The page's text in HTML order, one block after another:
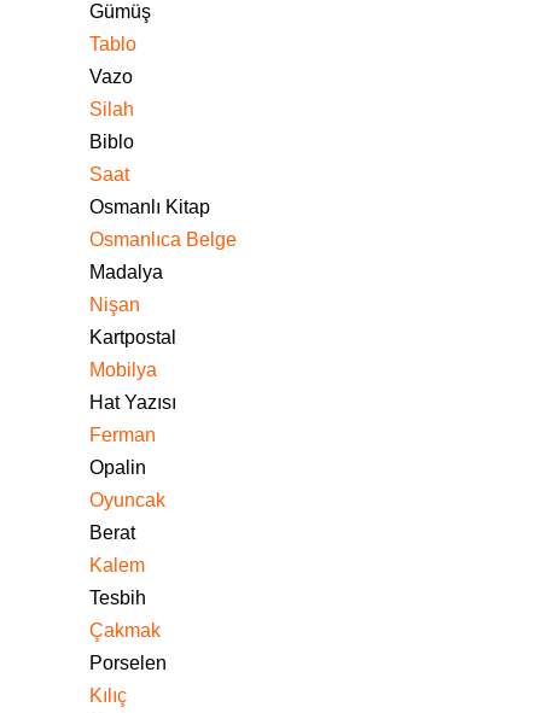
Gümüş
Tablo
Vazo
Silah
Biblo
Saat
Osmanlı Kitap
Osmanlıca Belge
Madalya
Nişan
Kartpostal
Mobilya
Hat Yazısı
Ferman
Opalin
Oyuncak
Berat
Kalem
Tesbih
Çakmak
Porselen
Kılıç